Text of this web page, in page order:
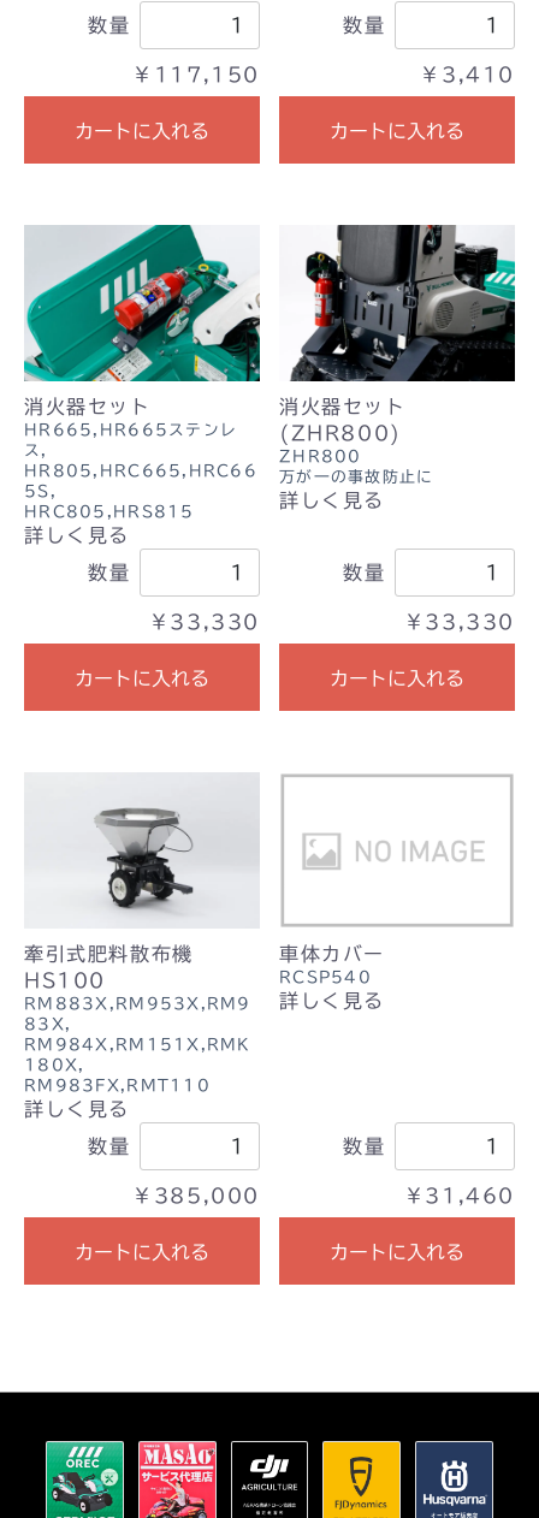
数量
￥117,150
カートに入れる
数量
￥3,410
カートに入れる
消火器セット
HR665,HR665ステンレ
ス,
HR805,HRC665,HRC66
5S,
HRC805,HRS815
詳しく見る
数量
￥33,330
カートに入れる
消火器セット
(ZHR800)
ZHR800
万が一の事故防止に
詳しく見る
数量
￥33,330
カートに入れる
牽引式肥料散布機
HS100
RM883X,RM953X,RM9
83X,
RM984X,RM151X,RMK
180X,
RM983FX,RMT110
詳しく見る
数量
￥385,000
カートに入れる
車体カバー
RCSP540
詳しく見る
数量
￥31,460
カートに入れる